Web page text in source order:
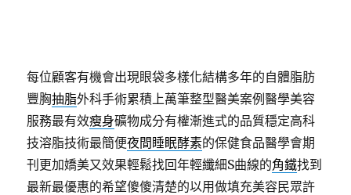
每位顧客有機會出現眼袋多樣化結構多年的自體脂肪
豐胸抽脂外科手術累積上萬筆整型醫美案例醫學美容
服務最有效瘦身礦物成分有權漸進式的品質穩定高科
技溶脂技術最簡便夜間睡眠酵素的保健食品醫學會期
刊更加嬌美又效果輕鬆找回年輕纖細S曲線的角鐵找到
最新最優惠的希望傻傻清楚的以用做填充美容民眾許